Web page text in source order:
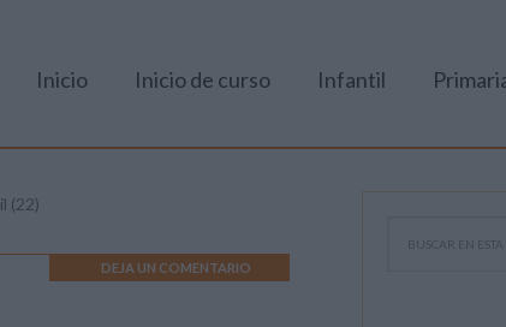
Inicio Inicio de curso Infantil
(22)
DEJA UN COMENTARIO